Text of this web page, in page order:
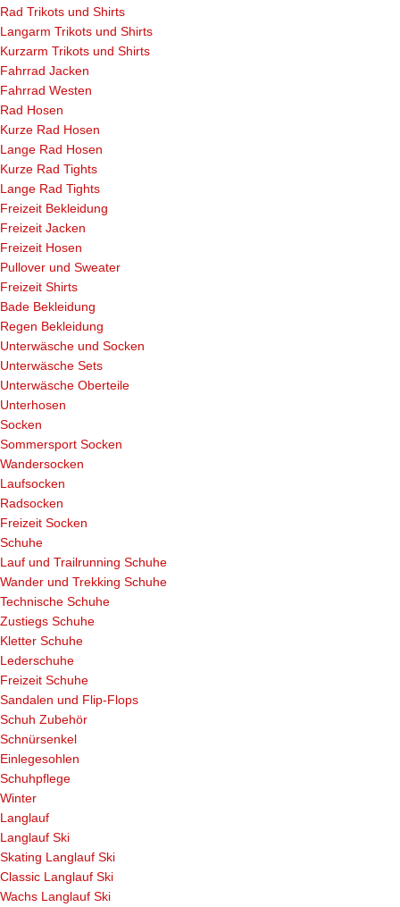
Rad Trikots und Shirts
Langarm Trikots und Shirts
Kurzarm Trikots und Shirts
Fahrrad Jacken
Fahrrad Westen
Rad Hosen
Kurze Rad Hosen
Lange Rad Hosen
Kurze Rad Tights
Lange Rad Tights
Freizeit Bekleidung
Freizeit Jacken
Freizeit Hosen
Pullover und Sweater
Freizeit Shirts
Bade Bekleidung
Regen Bekleidung
Unterwäsche und Socken
Unterwäsche Sets
Unterwäsche Oberteile
Unterhosen
Socken
Sommersport Socken
Wandersocken
Laufsocken
Radsocken
Freizeit Socken
Schuhe
Lauf und Trailrunning Schuhe
Wander und Trekking Schuhe
Technische Schuhe
Zustiegs Schuhe
Kletter Schuhe
Lederschuhe
Freizeit Schuhe
Sandalen und Flip-Flops
Schuh Zubehör
Schnürsenkel
Einlegesohlen
Schuhpflege
Winter
Langlauf
Langlauf Ski
Skating Langlauf Ski
Classic Langlauf Ski
Wachs Langlauf Ski